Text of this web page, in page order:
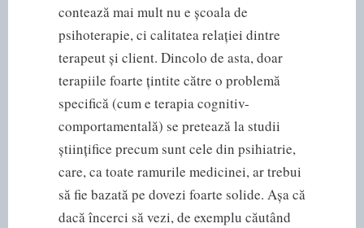
contează mai mult nu e școala de
psihoterapie, ci calitatea relației dintre
terapeut și client. Dincolo de asta, doar
terapiile foarte țintite către o problemă
specifică (cum e terapia cognitiv-
comportamentală) se pretează la studii
științifice precum sunt cele din psihiatrie,
care, ca toate ramurile medicinei, ar trebui
să fie bazată pe dovezi foarte solide. Așa că
dacă încerci să vezi, de exemplu căutând